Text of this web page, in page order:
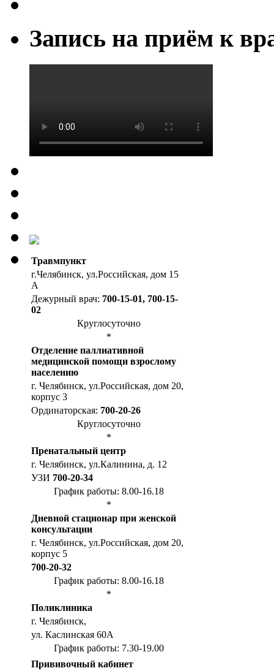
Запись на приём к
Травмпункт
г.Челябинск, ул.Российская, дом 15
А
Дежурный врач: 700-15-01, 700-15-
02
Круглосуточно
*
Отделение паллиативной
медицинской помощи взрослому
населению
г. Челябинск, ул.Российская, дом 20,
корпус 3
Ординаторская: 700-20-26
Круглосуточно
*
Пренатальный центр
г. Челябинск, ул.Калинина, д. 12
УЗИ 700-20-34
График работы: 8.00-16.18
*
Дневной стационар при женской
консультации
г. Челябинск, ул.Российская, дом 20,
корпус 5
700-20-32
График работы: 8.00-16.18
*
Поликлиника
г. Челябинск,
ул. Каслинская 60А
График работы: 7.30-19.00
Прививочный кабинет